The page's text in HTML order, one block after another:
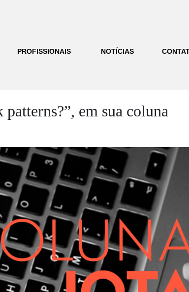
PROFISSIONAIS NOTÍCIAS
em sua coluna